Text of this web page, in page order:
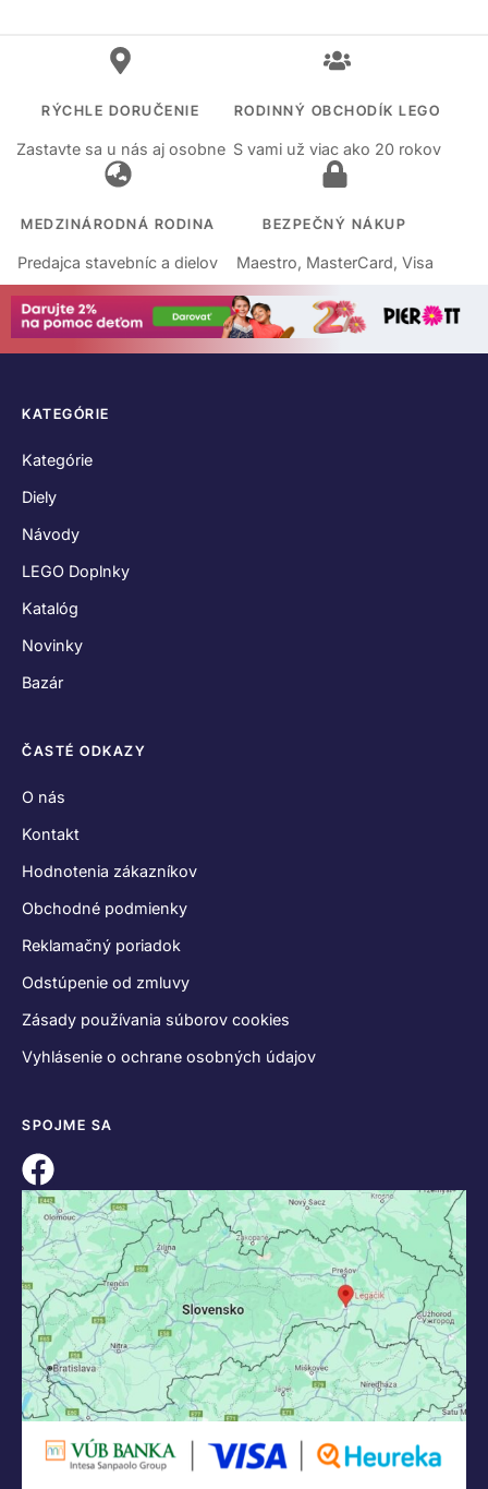
RÝCHLE DORUČENIE
Zastavte sa u nás aj osobne
RODINNÝ OBCHODÍK LEGO
S vami už viac ako 20 rokov
MEDZINÁRODNÁ RODINA
Predajca stavebníc a dielov
BEZPEČNÝ NÁKUP
Maestro, MasterCard, Visa
KATEGÓRIE
Kategórie
Diely
Návody
LEGO Doplnky
Katalóg
Novinky
Bazár
ČASTÉ ODKAZY
O nás
Kontakt
Hodnotenia zákazníkov
Obchodné podmienky
Reklamačný poriadok
Odstúpenie od zmluvy
Zásady používania súborov cookies
Vyhlásenie o ochrane osobných údajov
SPOJME SA